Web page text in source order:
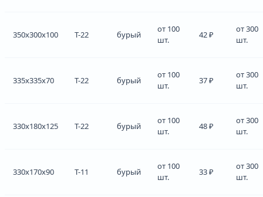
350x300x100 Т-22 бурый
от 100
шт.
42 ₽
от 300
шт.
335x335x70 Т-22 бурый
от 100
шт.
37 ₽
от 300
шт.
330x180x125 Т-22 бурый
от 100
шт.
48 ₽
от 300
шт.
330x170x90 Т-11 бурый
от 100
шт.
33 ₽
от 300
шт.